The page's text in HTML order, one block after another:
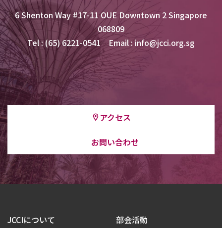
6 Shenton Way #17-11 OUE Downtown 2 Singapore
068809
Tel : (65) 6221-0541 Email : info@jcci.org.sg
アクセス
お問い合わせ
JCCIについて 部会活動